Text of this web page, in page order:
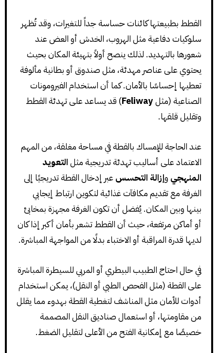
القطط بطبيعتها كائنات حساسة جداً للتغيرات، وقد تُظهر
سلوكيات دفاعية مثل الهروب، الخدش أو العض عند
شعورها بالتهديد. لذلك ينصح أولاً بتهيئة المكان بحيث
يحتوي على عناصر مهدئة، مثل صندوق أو بطانية مألوفة
تعطيها إحساسًا بالأمان. كما أن استخدام الفيرومونات
الصناعية (مثلFeliway) قد يساعد على تهدئة القطط
وتقليل قلقها.
عند الحاجة للإمساك بالقطة في مساحة مغلقة، من المهم
الاعتماد على أساليب تهدئة تدريجية مثلالتعويد
المنهجي وإزالة التحسسعبر إدخال القطة تدريجيًا إلى
الغرفة مع تقديم مكافآت غذائية لتكوين ارتباط إيجابي
بينها وبين المكان. يُفضل أن تكون الغرفة مجهزة بمخابئ
أو أماكن مرتفعة، حيث أن القطط تشعر بأمان أكبر إذا كان
لديها قدرة المراقبة أو الاختباء بدلًا من المواجهة المباشرة.
في حال احتاج الطبيب البيطري أو المربي للسيطرة المباشرة
على القطة (مثل الفحص الطبي أو النقل)، يمكن استخدام
أدوات للأمان مثل المناشف لتغطية القطة بهدوء مما يقلل
من مقاومتها، أو استعمال صناديق النقل المصممة
خصيصًا مع إمكانية الفتح من الأعلى لتقليل الضغط.